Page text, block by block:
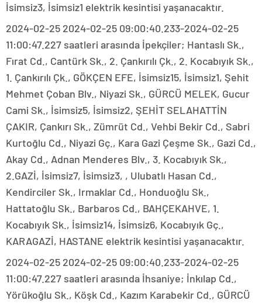
İsimsiz3, İsimsiz1 elektrik kesintisi yaşanacaktır.
2024-02-25 2024-02-25 09:00:40.233-2024-02-25
11:00:47.227 saatleri arasında İpekçiler; Hantaslı Sk.,
Fırat Cd., Cantürk Sk., 2. Çankırılı Çk., 2. Kocabıyık Sk.,
1. Çankırılı Çk., GÖKÇEN EFE, İsimsiz15, İsimsiz1, Şehit
Mehmet Çoban Blv., Niyazi Sk., GÜRCÜ MELEK, Gucur
Cami Sk., İsimsiz5, İsimsiz2, ŞEHİT SELAHATTİN
ÇAKIR, Çankırı Sk., Zümrüt Cd., Vehbi Bekir Cd., Sabri
Kurtoğlu Cd., Niyazi Gç., Kara Gazi Çeşme Sk., Gazi Cd.,
Akay Cd., Adnan Menderes Blv., 3. Kocabıyık Sk.,
2.GAZİ, İsimsiz7, İsimsiz3, , Ulubatlı Hasan Cd.,
Kendirciler Sk., Irmaklar Cd., Honduoğlu Sk.,
Hattatoğlu Sk., Barbaros Cd., BAHÇEKAHVE, 1.
Kocabıyık Sk., İsimsiz14, İsimsiz6, Kocabıyık Gç.,
KARAGAZİ, HASTANE elektrik kesintisi yaşanacaktır.
2024-02-25 2024-02-25 09:00:40.233-2024-02-25
11:00:47.227 saatleri arasında İhsaniye; İnkılap Cd.,
Yörükoğlu Sk., Köşk Cd., Kazım Karabekir Cd., GÜRCÜ